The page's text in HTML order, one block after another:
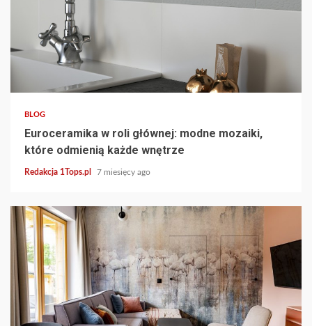
BLOG
Euroceramika w roli głównej: modne mozaiki,
które odmienią każde wnętrze
Redakcja 1Tops.pl 7 miesięcy ago